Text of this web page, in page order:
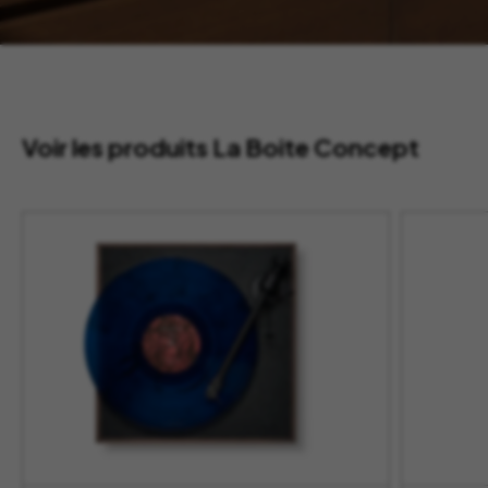
Voir les produits La Boite Concept